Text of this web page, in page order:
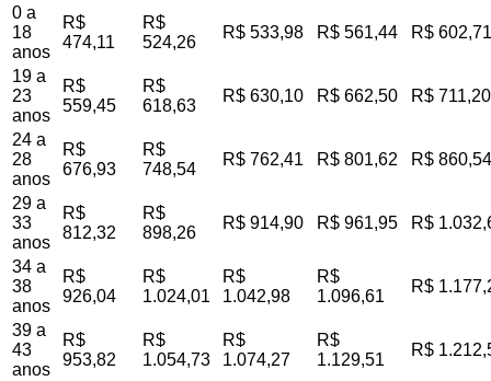
0 a
18
anos
R$
474,11
R$
524,26
R$ 533,98 R$ 561,44 R$ 602,71
19 a
23
anos
R$
559,45
R$
618,63
R$ 630,10 R$ 662,50 R$ 711,20
24 a
28
anos
R$
676,93
R$
748,54
R$ 762,41 R$ 801,62 R$ 860,54
29 a
33
anos
R$
812,32
R$
898,26
R$ 914,90 R$ 961,95 R$
34 a
38
anos
R$
926,04
R$
1.024,01
R$
1.042,98
R$
1.096,61
R$
39 a
43
anos
R$
953,82
R$
1.054,73
R$
1.074,27
R$
1.129,51
R$